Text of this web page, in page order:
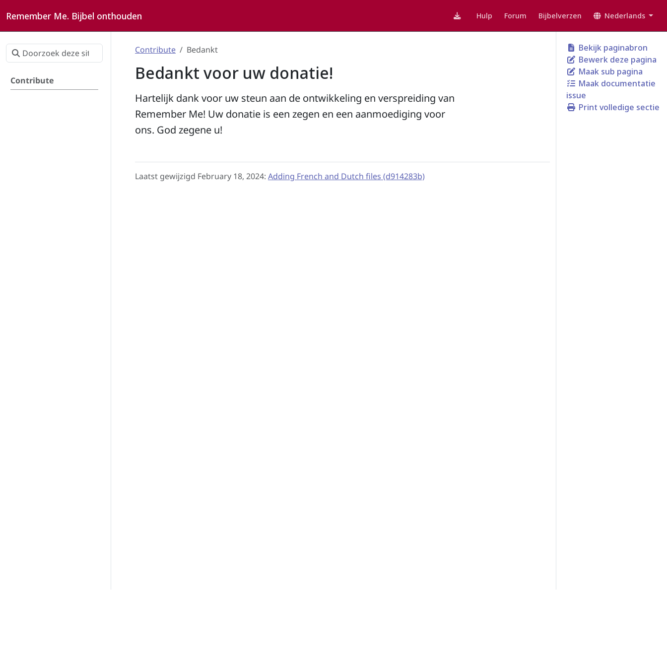
Remember Me. Bijbel onthouden Hulp Forum Bijbelverzen Nederlands
Contribute
Bekijk paginabron
Bewerk deze pagina
Maak sub pagina
Maak documentatie
issue
Print volledige sectie
Contribute Bedankt
Bedankt voor uw donatie!
Hartelijk dank voor uw steun aan de ontwikkeling en verspreiding van
Remember Me! Uw donatie is een zegen en een aanmoediging voor
ons. God zegene u!
Laatst gewijzigd February 18, 2024: Adding French and Dutch files (d914283b)